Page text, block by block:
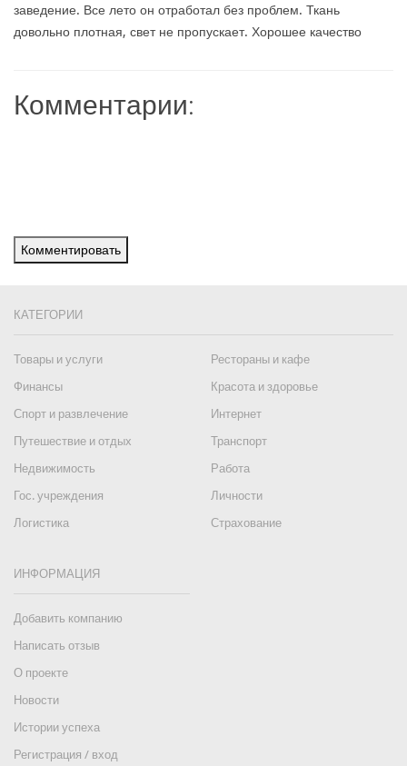
заведение. Все лето он отработал без проблем. Ткань
довольно плотная, свет не пропускает. Хорошее качество
Комментарии:
Комментировать
КАТЕГОРИИ
Товары и услуги
Рестораны и кафе
Финансы
Красота и здоровье
Спорт и развлечение
Интернет
Путешествие и отдых
Транспорт
Недвижимость
Работа
Гос. учреждения
Личности
Логистика
Страхование
ИНФОРМАЦИЯ
Добавить компанию
Написать отзыв
О проекте
Новости
Истории успеха
Регистрация / вход